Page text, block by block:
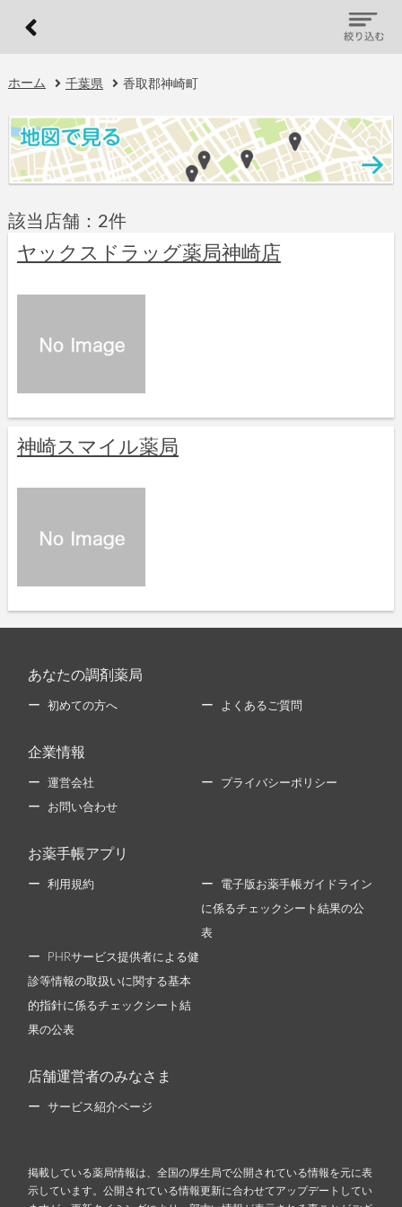
ホーム 千葉県 香取郡神崎町
該当店舗：2件
ヤックスドラッグ薬局神崎店
神崎スマイル薬局
あなたの調剤薬局
初めての方へ よくあるご質問
企業情報
運営会社 プライバシーポリシー
お問い合わせ
お薬手帳アプリ
利用規約 電子版お薬手帳ガイドライン
に係るチェックシート結果の公
表
PHRサービス提供者による健
診等情報の取扱いに関する基本
的指針に係るチェックシート結
果の公表
店舗運営者のみなさま
サービス紹介ページ
掲載している薬局情報は、全国の厚生局で公開されている情報を元に表
示しています。公開されている情報更新に合わせてアップデートしてい